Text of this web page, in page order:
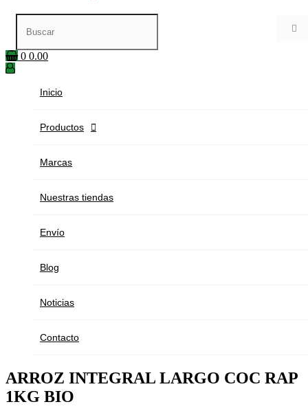

0 0.00
Inicio
Productos 
Marcas
Nuestras tiendas
Envío
Blog
Noticias
Contacto
ARROZ INTEGRAL LARGO COC RAP
1KG BIO